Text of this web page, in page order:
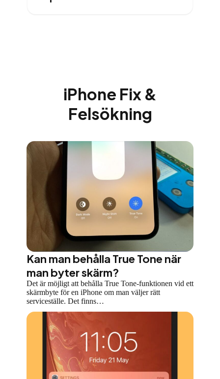
iPhone Fix &
Felsökning
Kan man behålla True Tone när
man byter skärm?
Det är möjligt att behålla True Tone-funktionen vid ett
skärmbyte för en iPhone om man väljer rätt
serviceställe. Det finns…